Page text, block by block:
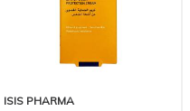
ISIS PHARMA